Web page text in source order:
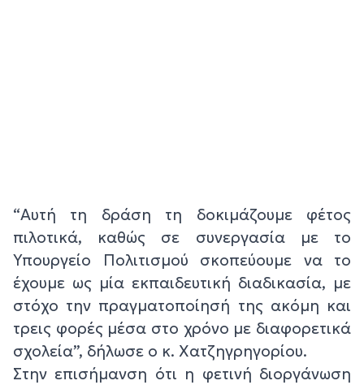
“Αυτή τη δράση τη δοκιμάζουμε φέτος
πιλοτικά, καθώς σε συνεργασία με το
Υπουργείο Πολιτισμού σκοπεύουμε να το
έχουμε ως μία εκπαιδευτική διαδικασία, με
στόχο την πραγματοποίησή της ακόμη και
τρεις φορές μέσα στο χρόνο με διαφορετικά
σχολεία”, δήλωσε ο κ. Χατζηγρηγορίου.
Στην επισήμανση ότι η φετινή διοργάνωση